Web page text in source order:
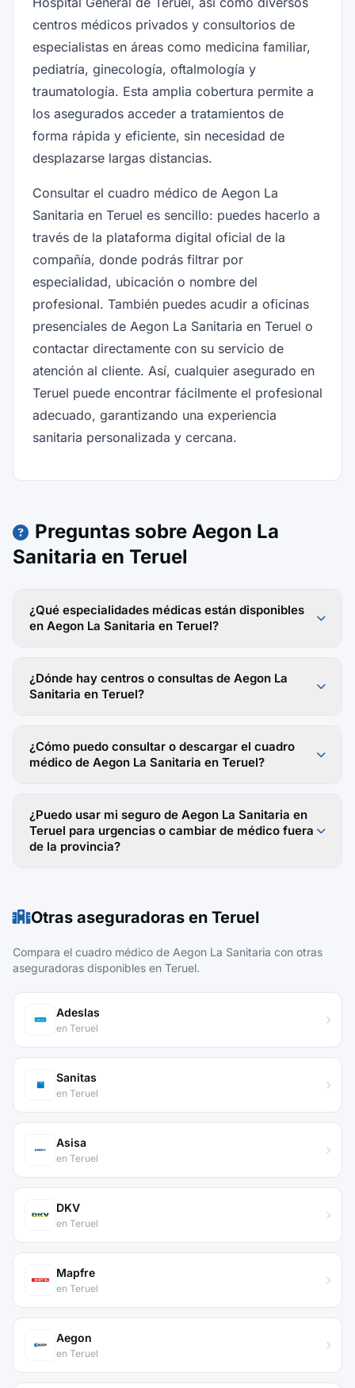
centros médicos privados y consultorios de
especialistas en áreas como medicina familiar,
pediatría, ginecología, oftalmología y
traumatología. Esta amplia cobertura permite a
los asegurados acceder a tratamientos de
forma rápida y eficiente, sin necesidad de
desplazarse largas distancias.
Consultar el cuadro médico de Aegon La
Sanitaria en Teruel es sencillo: puedes hacerlo a
través de la plataforma digital oficial de la
compañía, donde podrás filtrar por
especialidad, ubicación o nombre del
profesional. También puedes acudir a oficinas
presenciales de Aegon La Sanitaria en Teruel o
contactar directamente con su servicio de
atención al cliente. Así, cualquier asegurado en
Teruel puede encontrar fácilmente el profesional
adecuado, garantizando una experiencia
sanitaria personalizada y cercana.
Preguntas sobre Aegon La
Sanitaria en Teruel
¿Qué especialidades médicas están disponibles
en Aegon La Sanitaria en Teruel?
¿Dónde hay centros o consultas de Aegon La
Sanitaria en Teruel?
¿Cómo puedo consultar o descargar el cuadro
médico de Aegon La Sanitaria en Teruel?
¿Puedo usar mi seguro de Aegon La Sanitaria en
Teruel para urgencias o cambiar de médico fuera
de la provincia?
Otras aseguradoras en Teruel
Compara el cuadro médico de Aegon La Sanitaria con otras
aseguradoras disponibles en Teruel.
Adeslas
en Teruel
Sanitas
en Teruel
Asisa
en Teruel
DKV
en Teruel
Mapfre
en Teruel
Aegon
en Teruel